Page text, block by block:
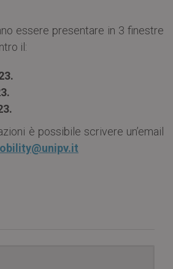
essere presentare in 3 finestre
il:
è possibile scrivere un’email